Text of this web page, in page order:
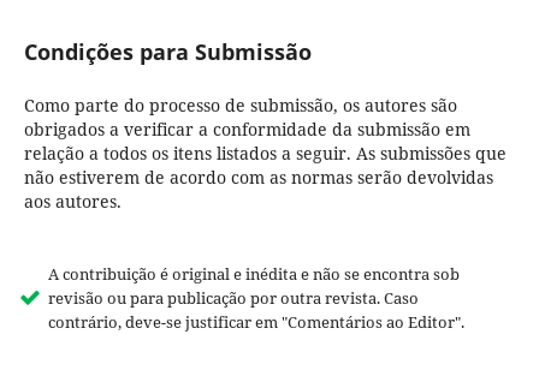
Condições para Submissão
Como parte do processo de submissão, os autores são
obrigados a verificar a conformidade da submissão em
relação a todos os itens listados a seguir. As submissões que
não estiverem de acordo com as normas serão devolvidas
aos autores.
A contribuição é original e inédita e não se encontra sob
revisão ou para publicação por outra revista. Caso
contrário, deve-se justificar em "Comentários ao Editor".